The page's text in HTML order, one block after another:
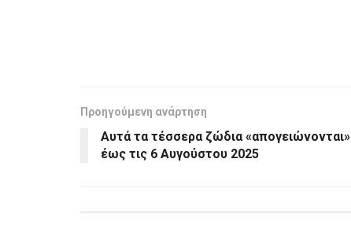
Προηγούμενη ανάρτηση
Αυτά τα τέσσερα ζώδια «απογειώνονται»
έως τις 6 Αυγούστου 2025